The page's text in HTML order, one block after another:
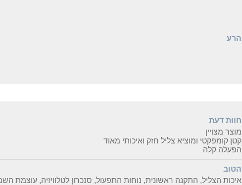
הרע
חוות דעת
מוצר מצויין
קטן קומפקטי ומוציא צליל חזק ואיכותי מאוד
הפעלה קלה
הטוב
איכות הצליל, התקנה ראשונית, נוחות התפעול, סנכרון לטלוויזיה, עוצמת